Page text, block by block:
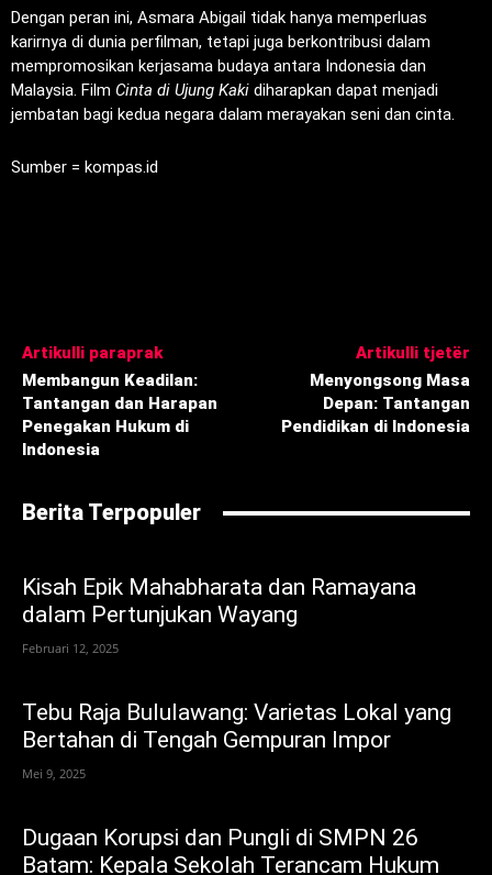
Dengan peran ini, Asmara Abigail tidak hanya memperluas
karirnya di dunia perfilman, tetapi juga berkontribusi dalam
mempromosikan kerjasama budaya antara Indonesia dan
Malaysia. Film Cinta di Ujung Kaki diharapkan dapat menjadi
jembatan bagi kedua negara dalam merayakan seni dan cinta.
Sumber = kompas.id
Artikulli paraprak
Membangun Keadilan:
Tantangan dan Harapan
Penegakan Hukum di
Indonesia
Artikulli tjetër
Menyongsong Masa
Depan: Tantangan
Pendidikan di Indonesia
Berita Terpopuler
Kisah Epik Mahabharata dan Ramayana
dalam Pertunjukan Wayang
Februari 12, 2025
Tebu Raja Bululawang: Varietas Lokal yang
Bertahan di Tengah Gempuran Impor
Mei 9, 2025
Dugaan Korupsi dan Pungli di SMPN 26
Batam: Kepala Sekolah Terancam Hukum